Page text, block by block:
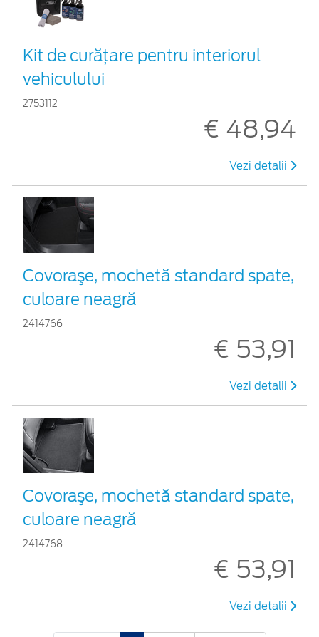
Kit de curățare pentru interiorul
vehiculului
2753112
€ 48,94
Vezi detalii
Covoraşe, mochetă standard spate,
culoare neagră
2414766
€ 53,91
Vezi detalii
Covoraşe, mochetă standard spate,
culoare neagră
2414768
€ 53,91
Vezi detalii